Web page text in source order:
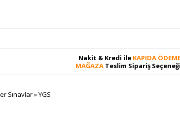
Nakit & Kredi ile KAPIDA
MAĞAZA Teslim Sipariş Seçeneği
Sınavlar»YGS